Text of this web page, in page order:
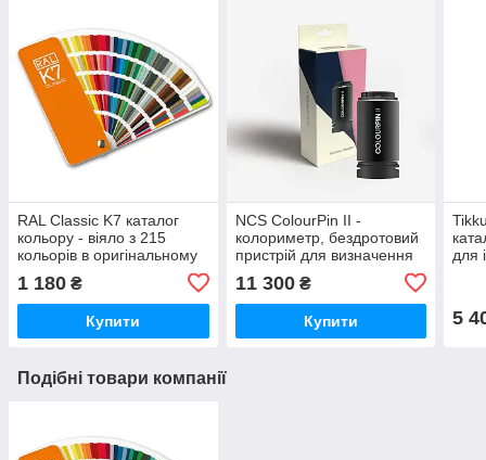
RAL Classic K7 каталог
кольору - віяло з 215
кольорів в оригінальному
1 180 ₴
Купити
NCS ColourPin II -
колориметр, бездротовий
пристрій для визначення
11 300₴
Купити
для
5
Подібні товари компанії